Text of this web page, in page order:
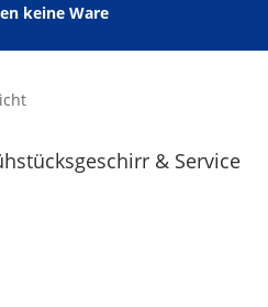
keine Ware
& Service